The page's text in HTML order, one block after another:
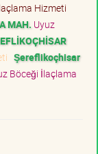
Hizmeti
MAH. Uyuz
Şereflikoçhisar
Böceği İlaçlama